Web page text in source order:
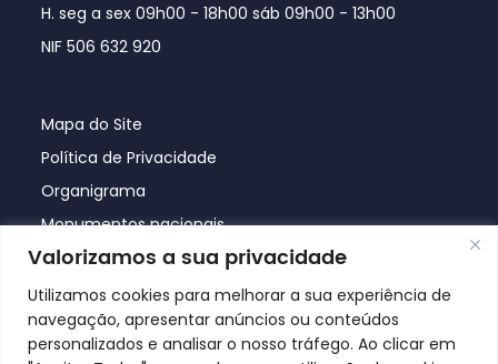
Valorizamos a sua privacidade
Utilizamos cookies para melhorar a sua experiência de
navegação, apresentar anúncios ou conteúdos
personalizados e analisar o nosso tráfego. Ao clicar em
H. seg a sex 09h00 - 18h00 sáb 09h00 - 13h00
NIF 506 632 920
Mapa do Site
Política de Privacidade
Organigrama
Monumentos nacionais